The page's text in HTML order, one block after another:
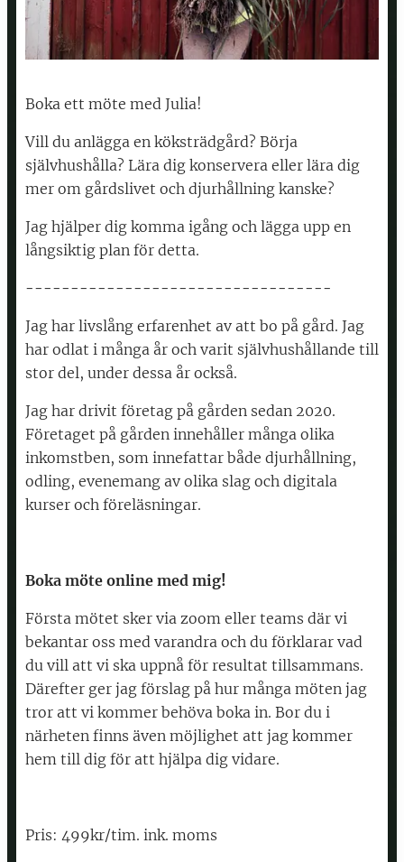
Boka ett möte med Julia!
Vill du anlägga en köksträdgård? Börja
självhushålla? Lära dig konservera eller lära dig
mer om gårdslivet och djurhållning kanske?
Jag hjälper dig komma igång och lägga upp en
långsiktig plan för detta.
----------------------------------
Jag har livslång erfarenhet av att bo på gård. Jag
har odlat i många år och varit självhushållande till
stor del, under dessa år också.
Jag har drivit företag på gården sedan 2020.
Företaget på gården innehåller många olika
inkomstben, som innefattar både djurhållning,
odling, evenemang av olika slag och digitala
kurser och föreläsningar.
Boka möte online med mig!
Första mötet sker via zoom eller teams där vi
bekantar oss med varandra och du förklarar vad
du vill att vi ska uppnå för resultat tillsammans.
Därefter ger jag förslag på hur många möten jag
tror att vi kommer behöva boka in. Bor du i
närheten finns även möjlighet att jag kommer
hem till dig för att hjälpa dig vidare.
Pris: 499kr/tim. ink. moms